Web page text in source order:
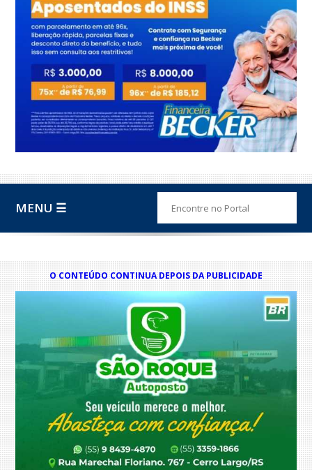
MENU ☰
O CONTEÚDO CONTINUA DEPOIS DA PUBLICIDADE